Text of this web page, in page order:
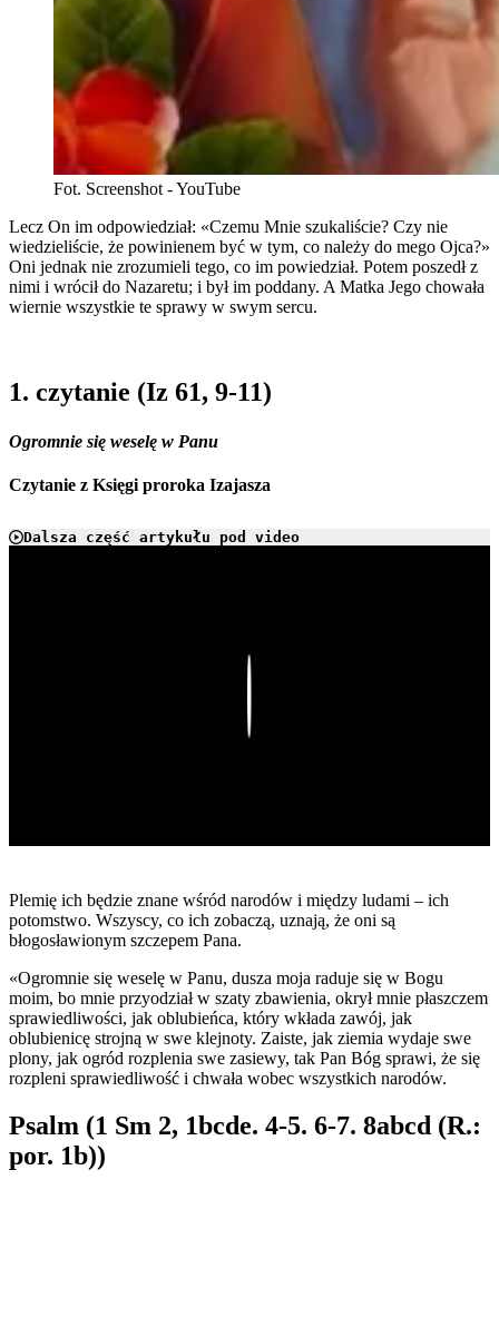
Fot. Screenshot - YouTube
Lecz On im odpowiedział: «Czemu Mnie szukaliście? Czy nie
wiedzieliście, że powinienem być w tym, co należy do mego Ojca?»
Oni jednak nie zrozumieli tego, co im powiedział. Potem poszedł z
nimi i wrócił do Nazaretu; i był im poddany. A Matka Jego chowała
wiernie wszystkie te sprawy w swym sercu.
1. czytanie (Iz 61, 9-11)
Ogromnie się weselę w Panu
Czytanie z Księgi proroka Izajasza
Dalsza część artykułu pod video
Plemię ich będzie znane wśród narodów i między ludami – ich
potomstwo. Wszyscy, co ich zobaczą, uznają, że oni są
błogosławionym szczepem Pana.
«Ogromnie się weselę w Panu, dusza moja raduje się w Bogu
moim, bo mnie przyodział w szaty zbawienia, okrył mnie płaszczem
sprawiedliwości, jak oblubieńca, który wkłada zawój, jak
oblubienicę strojną w swe klejnoty. Zaiste, jak ziemia wydaje swe
plony, jak ogród rozplenia swe zasiewy, tak Pan Bóg sprawi, że się
rozpleni sprawiedliwość i chwała wobec wszystkich narodów.
Psalm (1 Sm 2, 1bcde. 4-5. 6-7. 8abcd (R.:
por. 1b))